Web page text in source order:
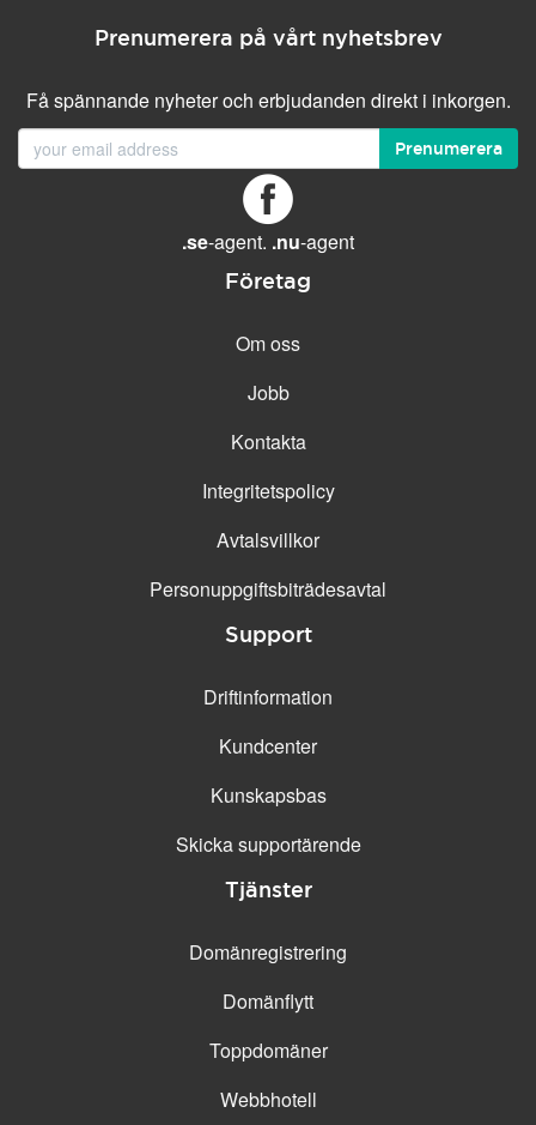
Prenumerera på vårt nyhetsbrev
Få spännande nyheter och erbjudanden direkt i inkorgen.
Prenumerera
.se-agent. .nu-agent
Företag
Om oss
Jobb
Kontakta
Integritetspolicy
Avtalsvillkor
Personuppgifts­biträdesavtal
Support
Driftinformation
Kundcenter
Kunskapsbas
Skicka supportärende
Tjänster
Domänregistrering
Domänflytt
Toppdomäner
Webbhotell